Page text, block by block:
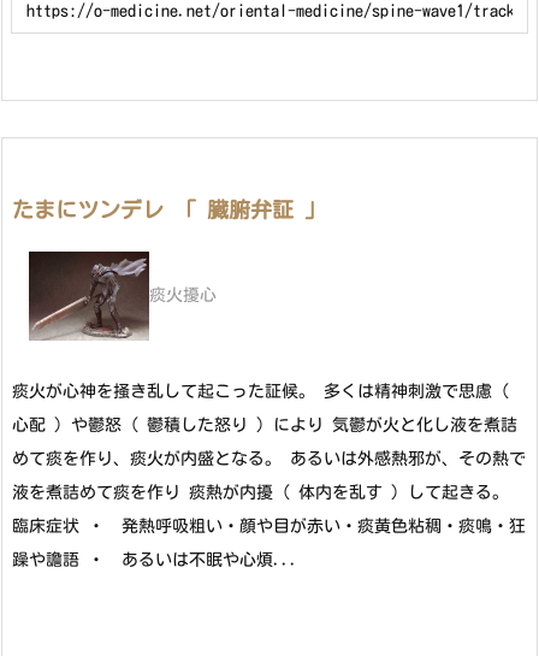
たまにツンデレ 「 臓腑弁証 」
痰火擾心
痰火が心神を掻き乱して起こった証候。 多くは精神刺激で思慮 (
心配 ) や鬱怒 ( 鬱積した怒り ) により 気鬱が火と化し液を煮詰
めて痰を作り、痰火が内盛となる。 あるいは外感熱邪が、その熱で
液を煮詰めて痰を作り 痰熱が内擾 ( 体内を乱す ) して起きる。
臨床症状 ・ 発熱呼吸粗い・顔や目が赤い・痰黄色粘稠・痰鳴・狂
躁や譫語 ・ あるいは不眠や心煩...